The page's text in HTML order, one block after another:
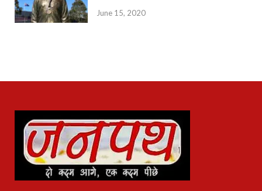
June 15, 2020